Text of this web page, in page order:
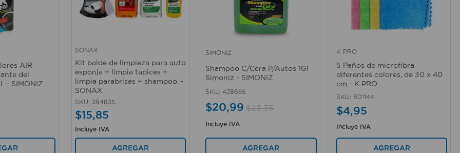
AIR
del
- SIMONIZ
SONAX
Kit balde de limpieza para auto
esponja + limpia tapices +
limpia parabrisas + shampoo. -
SONAX
SKU: 394835
$15,85
Incluye IVA
AGREGAR
Vista rápida
SIMONIZ
Shampoo C/Cera P/Autos 1Gl
Simoniz - SIMONIZ
SKU: 428655
$20,99 $23,35
Incluye IVA
AGREGAR
Vista rápida
K PRO
5 Paños de microfibra
diferentes colores, de 30 x 40
cm - K PRO
SKU: 801144
$4,95
Incluye IVA
AGREGAR